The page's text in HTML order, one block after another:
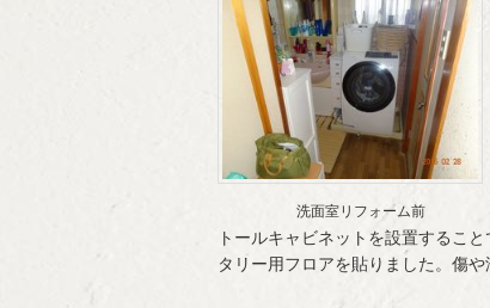
洗面室リフォーム前
トールキャビネットを設置するこ
タリー用フロアを貼りました。傷